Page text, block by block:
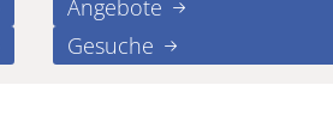
Angebote
Gesuche